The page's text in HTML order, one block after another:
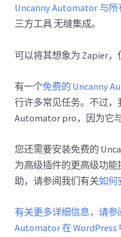
Uncanny Automator 与所
三方工具 无缝集成。
可以将其想象为 Zapier，
有一个免费的 Uncanny
行许多常见任务。不过，
Automator pro，因为它
您还需要安装免费的
为高级插件的更高级功
助，请参阅我们有关如何
有关更多详细信息，请
Automator 在